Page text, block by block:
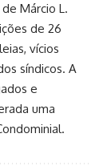
Márcio L.
de 26
vícios
síndicos. A
e
uma